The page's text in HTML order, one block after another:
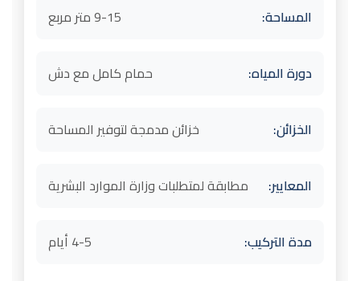
المساحة: 9-15 متر مربع
دورة المياه: حمام كامل مع دش
الخزائن: خزائن مدمجة لتوفير المساحة
المعايير: مطابقة لمتطلبات وزارة الموارد البشرية
مدة التركيب: 4-5 أيام